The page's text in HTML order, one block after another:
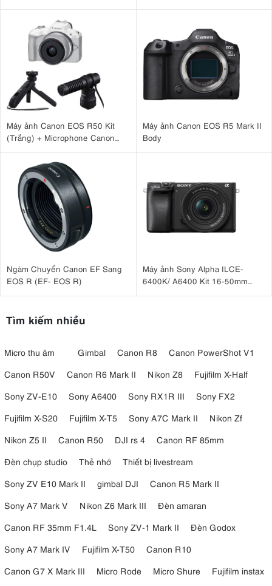
Máy ảnh Canon EOS R50 Kit
(Trắng) + Microphone Canon
HG-100TBR
Máy ảnh Canon EOS R5 Mark II
Body
Ngàm Chuyển Canon EF Sang
EOS R (EF- EOS R)
Máy ảnh Sony Alpha ILCE-
6400K/ A6400 Kit 16-50mm
Tìm kiếm nhiều
Micro thu âm Gimbal Canon R8
Canon PowerShot V1
Canon R50V
Canon R6 Mark II Nikon Z8
Fujifilm X-Half
Sony ZV-E10
Sony A6400 Sony RX1R III
Sony FX2
Fujifilm X-S20
Fujifilm X-T5 Sony A7C Mark II
Nikon Zf
Nikon Z5 II
Canon R50 DJI rs 4
Canon RF 85mm
Đèn chụp studio
Thẻ nhớ
Thiết bị livestream
Sony ZV E10 Mark II
gimbal DJI
Canon R5 Mark II
Sony A7 Mark V
Nikon Z6 Mark III
Đèn amaran
Canon RF 35mm F1.4L
Sony ZV-1 Mark II
Đèn Godox
Sony A7 Mark IV
Fujifilm X-T50
Canon R10
Canon G7 X Mark III
Micro Rode Micro Shure
Fujifilm instax